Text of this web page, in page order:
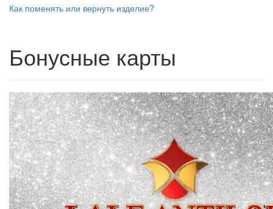
Как поменять или вернуть изделие?
Бонусные карты